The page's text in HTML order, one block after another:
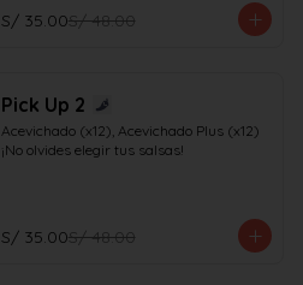
S/ 35.00S/ 48.00
Pick Up 2
Acevichado (x12), Acevichado Plus (x12)
¡No olvides elegir tus salsas!
S/ 35.00S/ 48.00